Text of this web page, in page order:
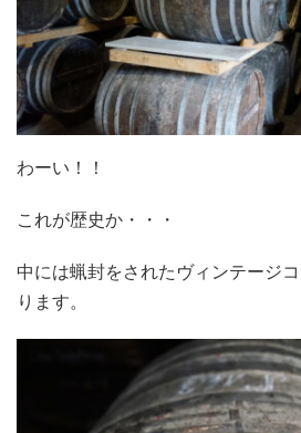
わーい！！
これが歴史か・・・
中には蝋封をされたヴィンテージ
ります。